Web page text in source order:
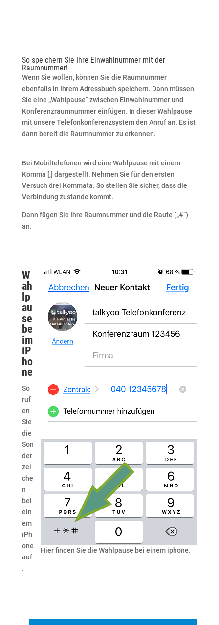
So speichern Sie Ihre Einwahlnummer mit der
Raumnummer!
Wenn Sie wollen, können Sie die Raumnummer
ebenfalls in Ihrem Adressbuch speichern. Dann müssen
Sie eine „Wahlpause“ zwischen Einwahlnummer und
Konferenzraumnummer einfügen. In dieser Wahlpause
mit unsere Telefonkonferenzsystem den Anruf an. Es ist
dann bereit die Raumnummer zu erkennen.
Bei Mobiltelefonen wird eine Wahlpause mit einem
Komma [,] dargestellt. Nehmen Sie für den ersten
Versuch drei Kommata. So stellen Sie sicher, dass die
Verbindung zustande kommt.
Dann fügen Sie Ihre Raumnummer und die Raute („#“)
an.
Hier finden Sie die Wahlpause bei einem iphone.
W
ah
lp
au
se
be
im
iP
ho
ne
So
ruf
en
Sie
die
Son
der
zei
che
n
bei
ein
em
iPh
one
auf
.